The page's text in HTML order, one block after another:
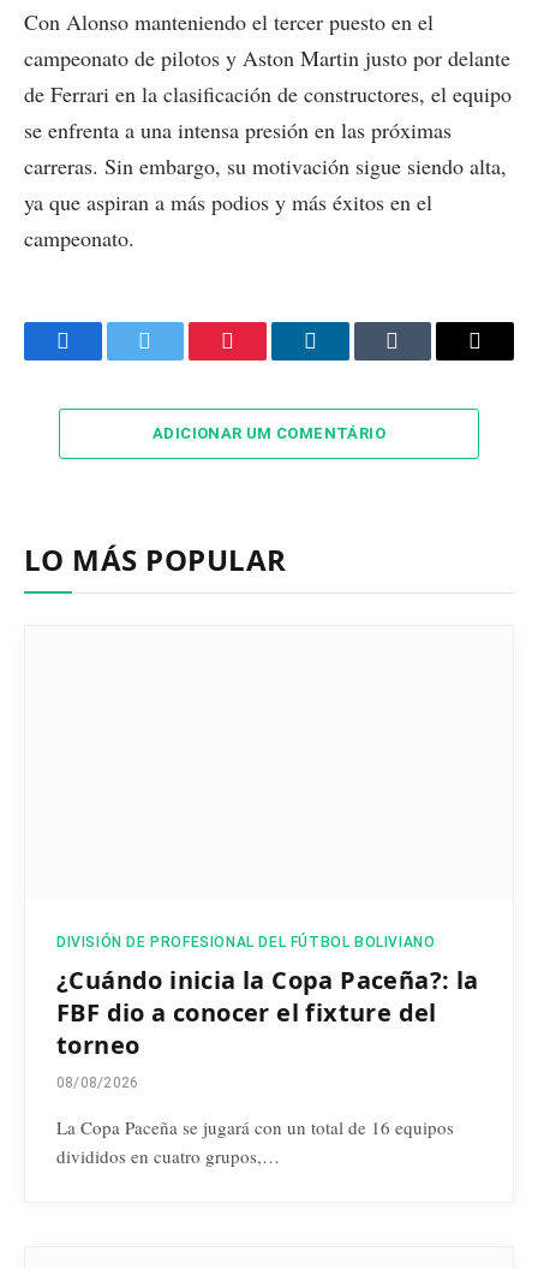
Con Alonso manteniendo el tercer puesto en el
campeonato de pilotos y Aston Martin justo por delante
de Ferrari en la clasificación de constructores, el equipo
se enfrenta a una intensa presión en las próximas
carreras. Sin embargo, su motivación sigue siendo alta,
ya que aspiran a más podios y más éxitos en el
campeonato.
FacebookTwitter Pinterest LinkedInTumblr Email
ADICIONAR UM COMENTÁRIO
LO MÁS POPULAR
DIVISIÓN DE PROFESIONAL DEL FÚTBOL BOLIVIANO
¿Cuándo inicia la Copa Paceña?: la
FBF dio a conocer el fixture del
torneo
08/08/2026
La Copa Paceña se jugará con un total de 16 equipos
divididos en cuatro grupos,…